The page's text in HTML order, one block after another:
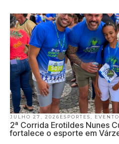
JULHO 27, 2026 ESPORTES
2ª Corrida Erotildes Nunes
fortalece o esporte em